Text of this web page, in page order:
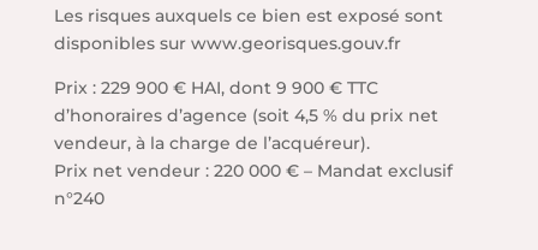
Les risques auxquels ce bien est exposé sont
disponibles sur www.georisques.gouv.fr
Prix : 229 900 € HAI, dont 9 900 € TTC
d’honoraires d’agence (soit 4,5 % du prix net
vendeur, à la charge de l’acquéreur).
Prix net vendeur : 220 000 € – Mandat exclusif
n°240